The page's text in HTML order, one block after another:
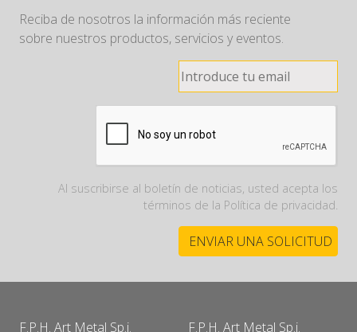
Reciba de nosotros la información más reciente
sobre nuestros productos, servicios y eventos.
Al suscribirse al boletín de noticias, usted acepta los
términos de la Política de privacidad.
F.P.H. Art Metal Sp.j.
F.P.H. Art Metal Sp.j.